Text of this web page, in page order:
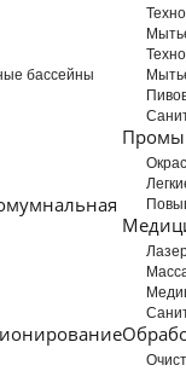
бассейны